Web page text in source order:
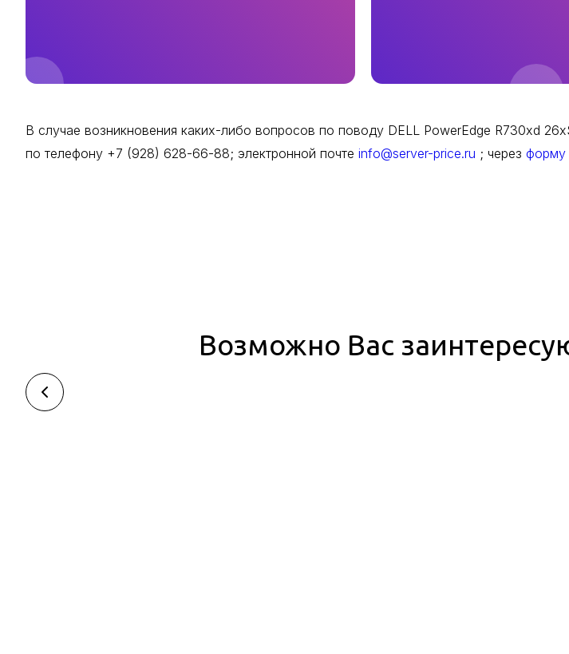
В случае возникновения каких-либо вопросов по поводу DELL PowerEdge R730xd
по телефону +7 (928) 628-66-88; электронной почте info@server-price.ru ; через форму
Возможно Вас